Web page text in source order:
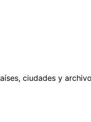
ciudades y